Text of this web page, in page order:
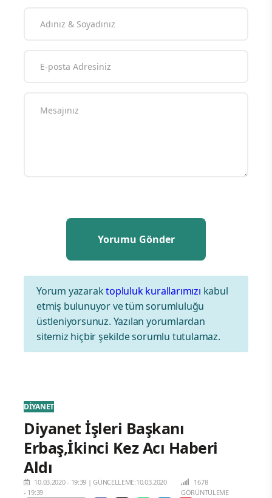
Yorum yazaraktopluluk kurallarımızı kabul
etmiş bulunuyor ve tüm sorumluluğu
üstleniyorsunuz. Yazılan yorumlardan
sitemiz hiçbir şekilde sorumlu tutulamaz.
DİYANET
Diyanet İşleri Başkanı
Erbaş,İkinci Kez Acı Haberi
Aldı
10.03.2020 - 19:39 |GÜNCELLEME:10.03.2020
- 19:39
1678
GÖRÜNTÜLEME